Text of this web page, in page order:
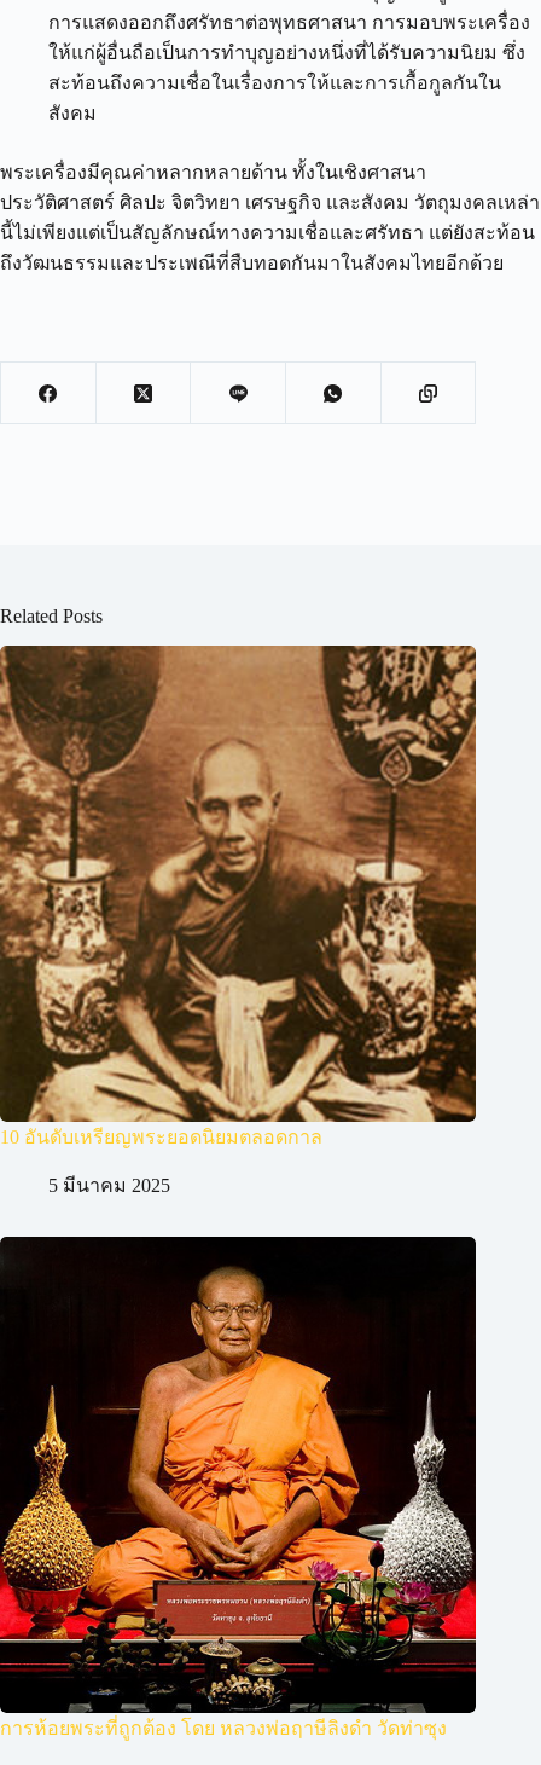
การแสดงออกถึงศรัทธาต่อพุทธศาสนา การมอบพระเครื่อง
ให้แก่ผู้อื่นถือเป็นการทำบุญอย่างหนึ่งที่ได้รับความนิยม ซึ่ง
สะท้อนถึงความเชื่อในเรื่องการให้และการเกื้อกูลกันใน
สังคม
พระเครื่องมีคุณค่าหลากหลายด้าน ทั้งในเชิงศาสนา
ประวัติศาสตร์ ศิลปะ จิตวิทยา เศรษฐกิจ และสังคม วัตถุมงคลเหล่า
นี้ไม่เพียงแต่เป็นสัญลักษณ์ทางความเชื่อและศรัทธา แต่ยังสะท้อน
ถึงวัฒนธรรมและประเพณีที่สืบทอดกันมาในสังคมไทยอีกด้วย
Related Posts
10 อันดับเหรียญพระยอดนิยมตลอดกาล
5 มีนาคม 2025
การห้อยพระที่ถูกต้อง โดย หลวงพ่อฤาษีลิงดำ วัดท่าซุง